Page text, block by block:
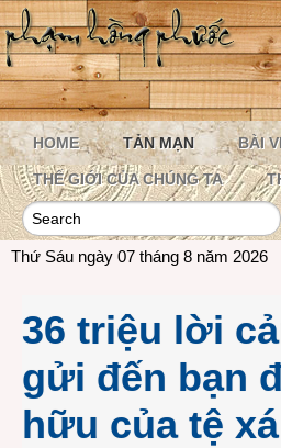
HOME TẢN MẠN BÀI
THẾ GIỚI CỦA CHÚNG TA
Thứ Sáu ngày 07 tháng 8 năm 2026
36 triệu lời
gửi đến bạn
hữu của tệ xá